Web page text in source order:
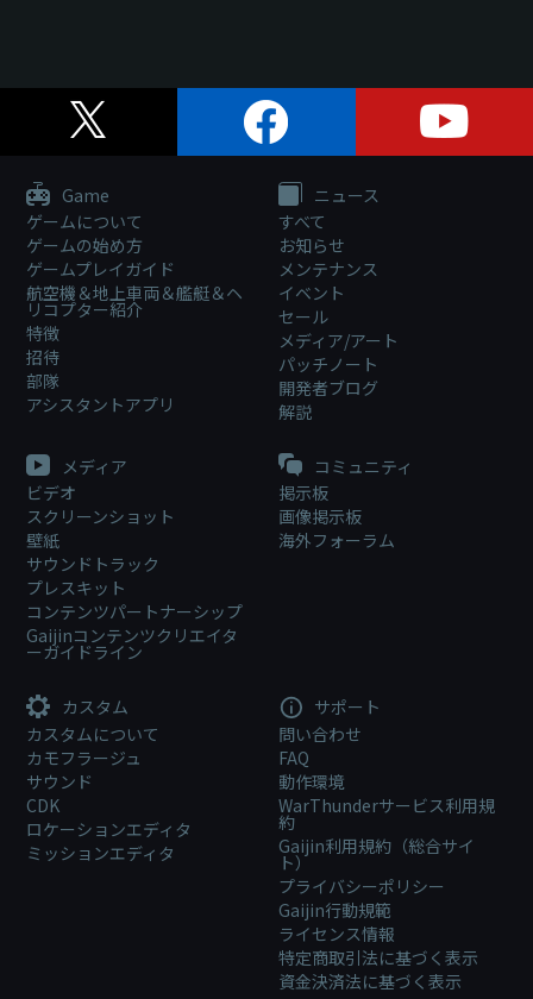
Game
ゲームについて
ゲームの始め方
ゲームプレイガイド
航空機＆地上車両＆艦艇＆ヘ
リコプター紹介
特徴
招待
部隊
アシスタントアプリ
ニュース
すべて
お知らせ
メンテナンス
イベント
セール
メディア/アート
パッチノート
開発者ブログ
解説
メディア
ビデオ
スクリーンショット
壁紙
サウンドトラック
プレスキット
コンテンツパートナーシップ
Gaijinコンテンツクリエイタ
ーガイドライン
コミュニティ
掲示板
画像掲示板
海外フォーラム
カスタム
カスタムについて
カモフラージュ
サウンド
CDK
ロケーションエディタ
ミッションエディタ
サポート
問い合わせ
FAQ
動作環境
WarThunderサービス利用規
約
Gaijin利用規約（総合サイ
ト）
プライバシーポリシー
Gaijin行動規範
ライセンス情報
特定商取引法に基づく表示
資金決済法に基づく表示